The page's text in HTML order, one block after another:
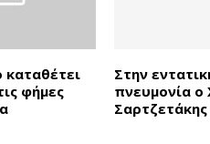
φήμες
Στην
πνευμονία ο
Σαρτζετάκης